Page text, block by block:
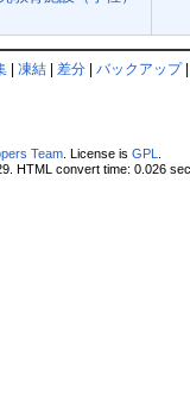
| 凍結| 差分| バックアップ
Team. License is GPL
HTML convert time: 0.026